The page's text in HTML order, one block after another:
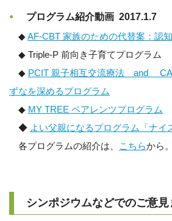
プログラム紹介動画 2017.1.7
◆AF-CBT 家族のための代替案：認
◆ Triple-P 前向き子育てプログラム
◆ PCIT 親子相互交流療法 and
ずなを深めるプログラム
◆ MY TREE ペアレンツプログラム
◆ よい父親になるプログラム「ナイ
各プログラムの紹介は、
こちらから。
シンポジウムなどでのご意見